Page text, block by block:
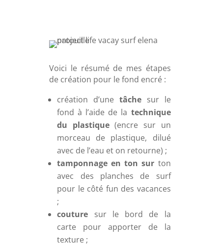
Voici le résumé de mes étapes
de création pour le fond encré :
création d’une tâchesur le
fond à l’aide de la technique
du plastique(encre sur un
morceau de plastique, dilué
avec de l’eau et on retourne) ;
tamponnage en ton sur ton
avec des planches de surf
pour le côté fun des vacances
;
couture sur le bord de la
carte pour apporter de la
texture ;